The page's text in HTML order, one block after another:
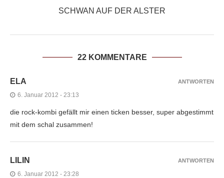
SCHWAN AUF DER ALSTER
22 KOMMENTARE
ELA
6. Januar 2012 - 23:13
die rock-kombi gefällt mir einen ticken besser, super abgestimmt
mit dem schal zusammen!
ANTWORTEN
LILIN
6. Januar 2012 - 23:28
ANTWORTEN